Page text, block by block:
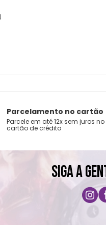
Parcelamento no cartão
Parcele em até 12x sem juros no
cartão de crédito
SIGA A